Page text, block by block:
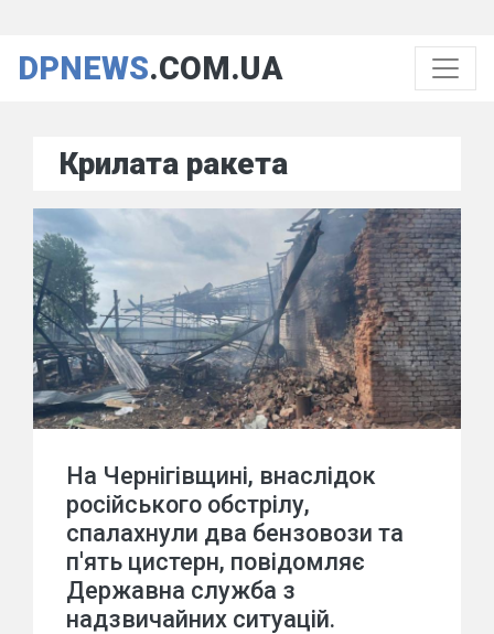
DPNEWS.COM.UA
Крилата ракета
На Чернігівщині, внаслідок
російського обстрілу,
спалахнули два бензовози та
п'ять цистерн, повідомляє
Державна служба з
надзвичайних ситуацій.